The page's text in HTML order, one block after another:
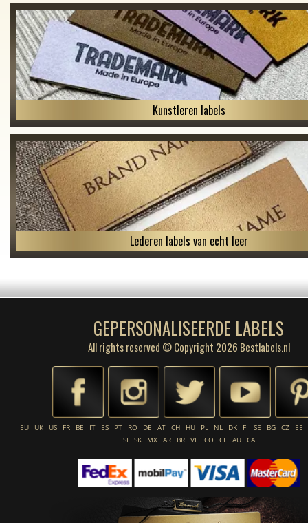
Kunstleren labels
Lederen labels van echt leer
GEPERSONALISEERDE LABELS
All rights reserved © Copyright 2026 Bestlabels.nl
EU UK US FR BE IT ES PT RO DE AT CH HU PL NL DK FI SE BG CZ
EE
SI
SK MX AR BR VE CO CL AU CA